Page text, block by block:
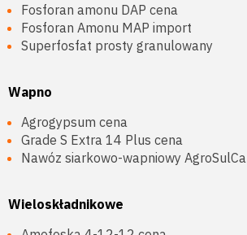
Fosforan amonu DAP cena
Fosforan Amonu MAP import
Superfosfat prosty granulowany
Wapno
Agrogypsum cena
Grade S Extra 14 Plus cena
Nawóz siarkowo-wapniowy AgroSulCa
Wieloskładnikowe